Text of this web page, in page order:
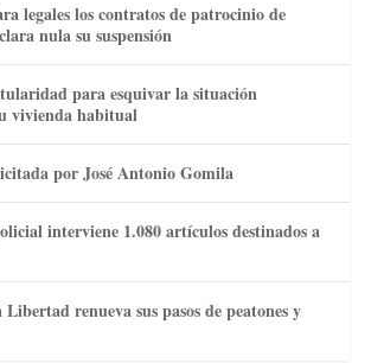
legales los contratos de patrocinio de
nula su suspensión
para esquivar la situación
vivienda habitual
por José Antonio Gomila
interviene 1.080 artículos destinados a
renueva sus pasos de peatones y